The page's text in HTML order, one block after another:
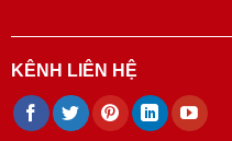
KÊNH LIÊN HỆ